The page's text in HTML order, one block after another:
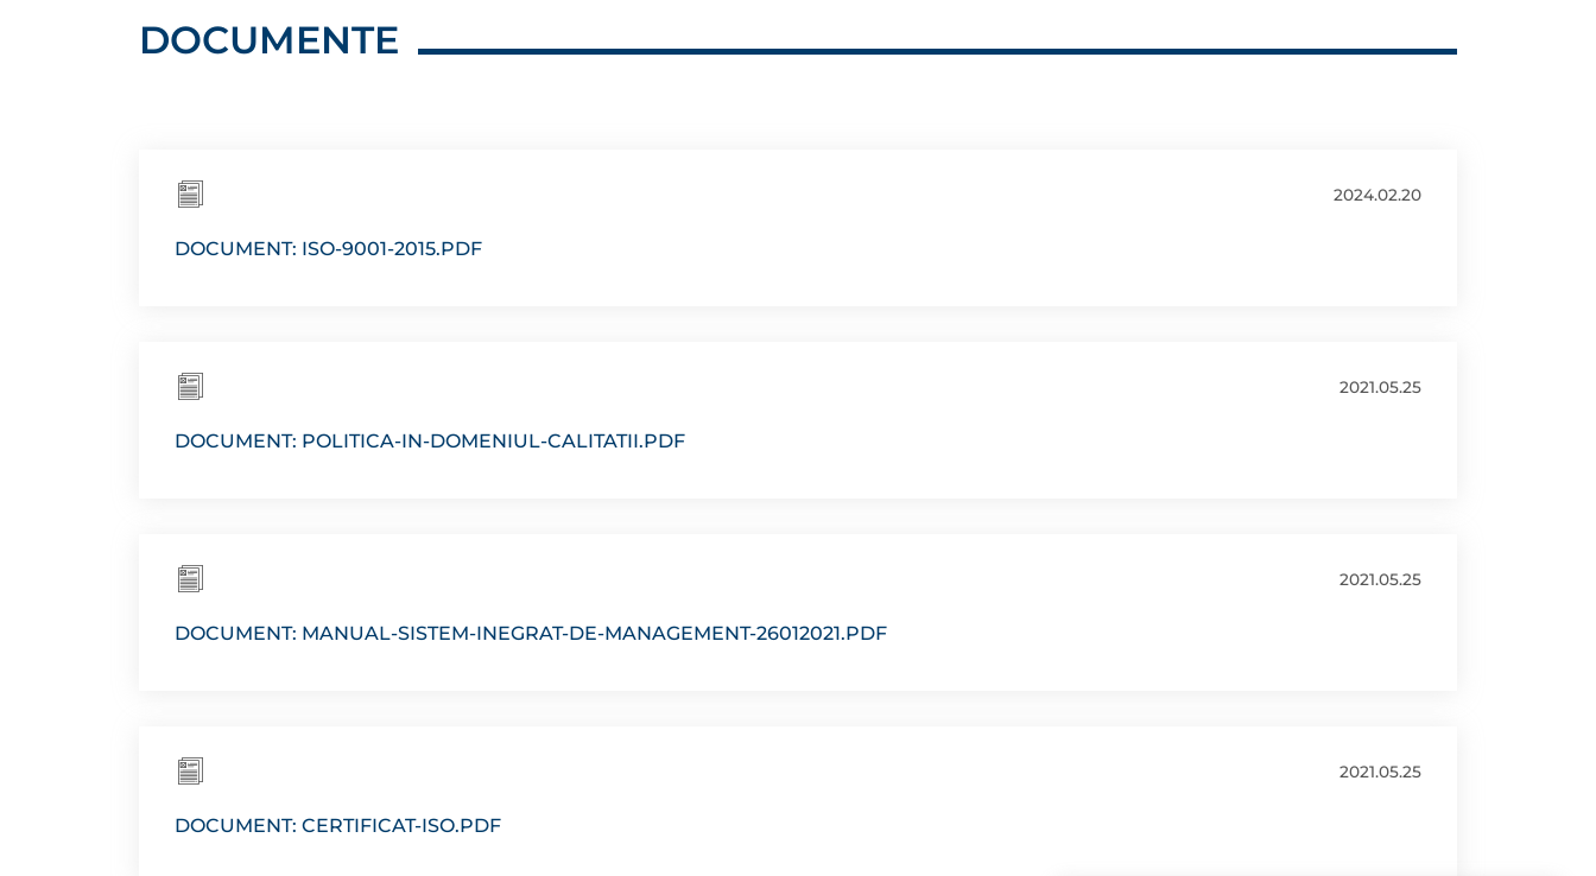
DOCUMENTE
2024.02.20
DOCUMENT: ISO-9001-2015.PDF
2021.05.25
DOCUMENT: POLITICA-IN-DOMENIUL-CALITATII.PDF
2021.05.25
DOCUMENT: MANUAL-SISTEM-INEGRAT-DE-MANAGEMENT-26012021.PDF
2021.05.25
DOCUMENT: CERTIFICAT-ISO.PDF